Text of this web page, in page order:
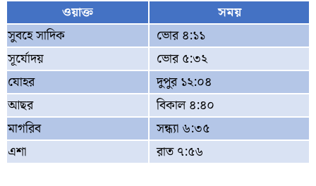
ওয়াক্ত
সময়
সুবহে সাদিক
ভোর ৪:১১
সূর্যোদয়
ভোর ৫:৩২
যোহর
দুপুর ১২:০৪
আছর
বিকাল ৪:৪০
মাগরিব
সন্ধ্যা ৬:৩৫
এশা
রাত ৭:৫৬